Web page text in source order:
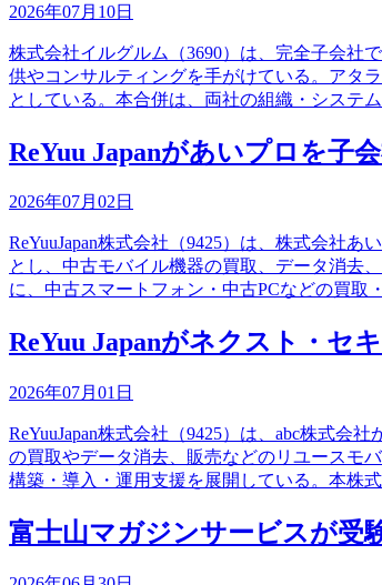
2026年07月10日
株式会社イルグルム（3690）は、完全子会社
供やコンサルティングを手がけている。アタ
としている。本合併は、両社の組織・システ
ReYuu Japanがあいプロを子
2026年07月02日
ReYuuJapan株式会社（9425）は、株式会社
とし、中古モバイル機器の買取、データ消去
に、中古スマートフォン・中古PCなどの買取
ReYuu Japanがネクスト・セ
2026年07月01日
ReYuuJapan株式会社（9425）は、abc株式会
の買取やデータ消去、販売などのリユースモ
構築・導入・運用支援を展開している。本株式
富士山マガジンサービスが受